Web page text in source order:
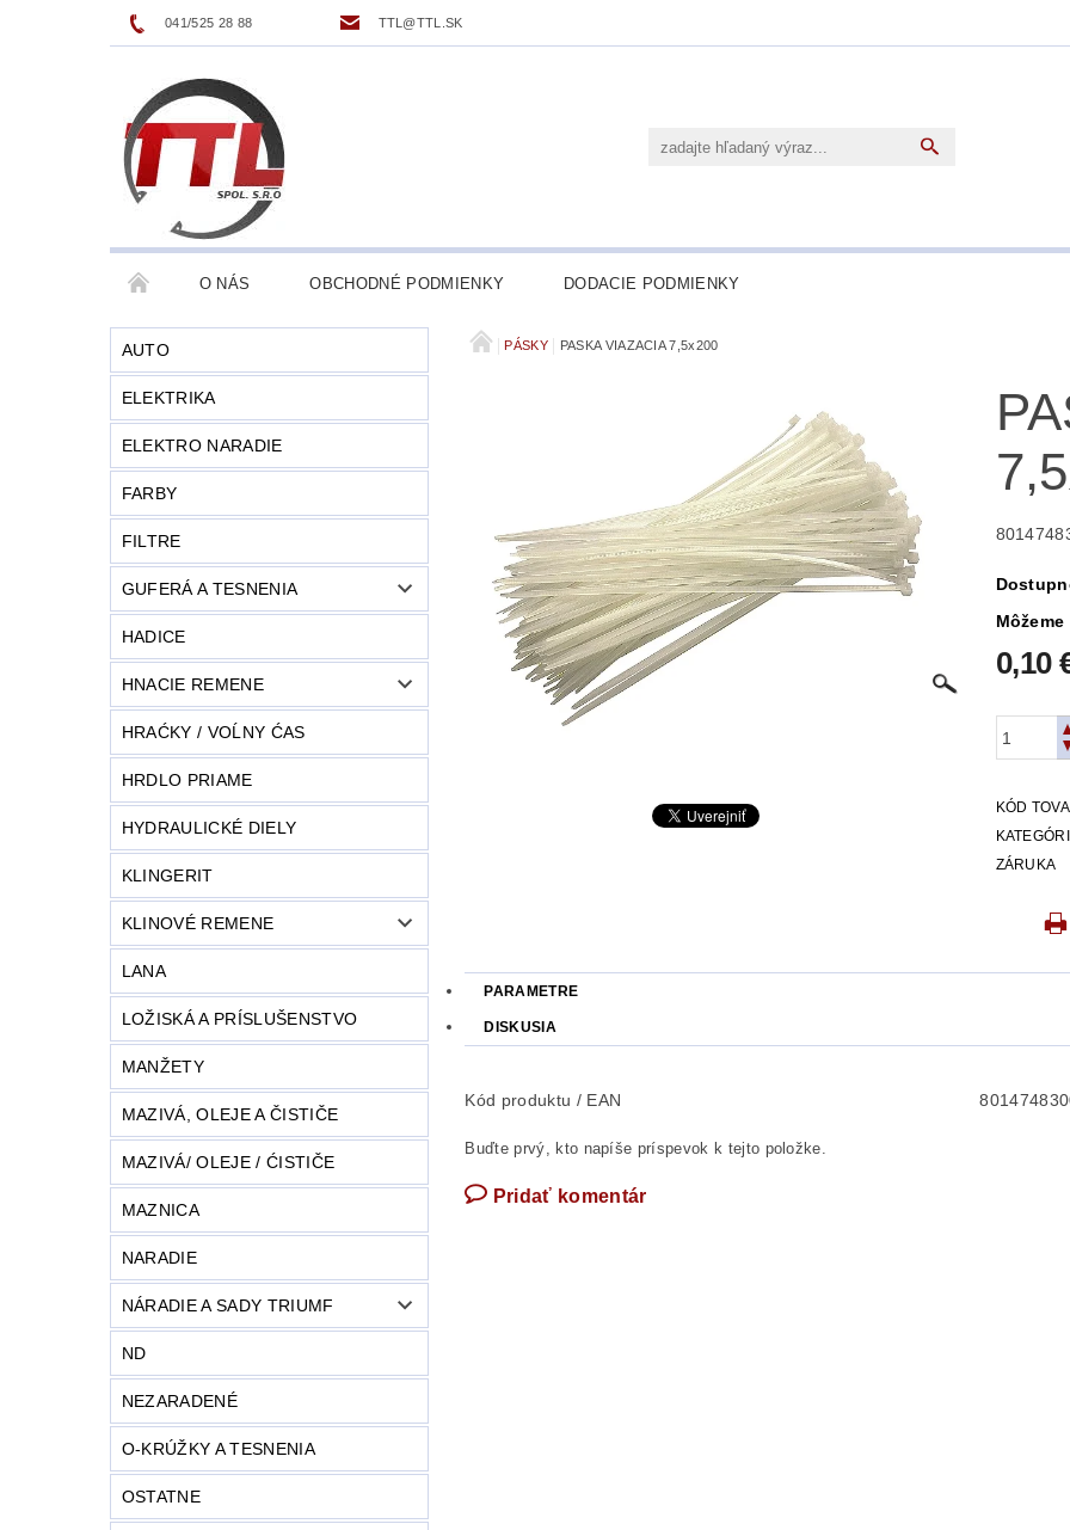
041/525 28 88 TTL@TTL.SK
O NÁS OBCHODNÉ PODMIENKY DODACIE PODMIENKY
AUTO
ELEKTRIKA
ELEKTRO NARADIE
FARBY
FILTRE
GUFERÁ A TESNENIA
HADICE
HNACIE REMENE
HRAĆKY / VOĹNY ĆAS
HRDLO PRIAME
HYDRAULICKÉ DIELY
KLINGERIT
KLINOVÉ REMENE
LANA
LOŽISKÁ A PRÍSLUŠENSTVO
MANŽETY
MAZIVÁ, OLEJE A ČISTIČE
MAZIVÁ/ OLEJE / ĆISTIČE
MAZNICA
NARADIE
NÁRADIE A SADY TRIUMF
ND
NEZARADENÉ
O-KRÚŽKY A TESNENIA
OSTATNE
PÁSKY PASKA VIAZACIA 7,5x200
0,10
KÓD
ZÁRUKA
PARAMETRE
DISKUSIA
Kód produktu / EAN
Buďte prvý, kto napíše príspevok k tejto položke.
Pridať komentár